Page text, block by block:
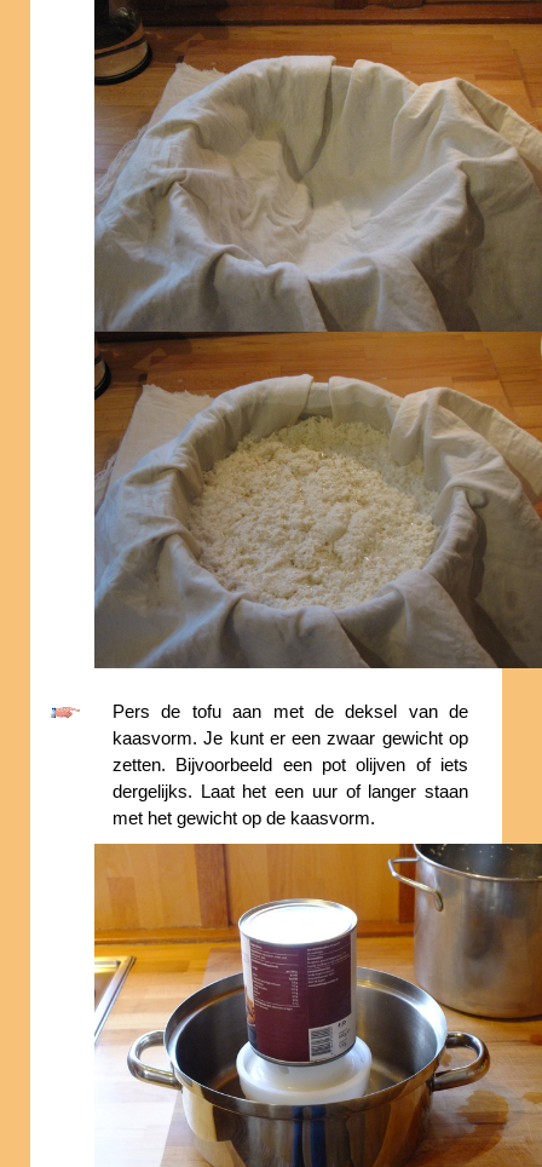
Pers de tofu aan met de deksel van de
kaasvorm. Je kunt er een zwaar gewicht op
zetten. Bijvoorbeeld een pot olijven of iets
dergelijks. Laat het een uur of langer staan
met het gewicht op de kaasvorm.